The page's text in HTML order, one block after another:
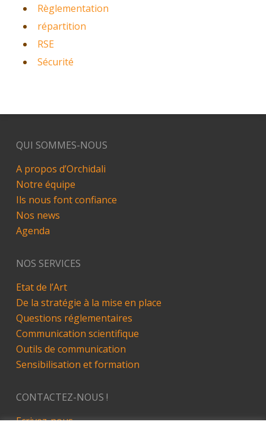
Règlementation
répartition
RSE
Sécurité
QUI SOMMES-NOUS
A propos d’Orchidali
Notre équipe
Ils nous font confiance
Nos news
Agenda
NOS SERVICES
Etat de l’Art
De la stratégie à la mise en place
Questions réglementaires
Communication scientifique
Outils de communication
Sensibilisation et formation
CONTACTEZ-NOUS !
Ecrivez-nous